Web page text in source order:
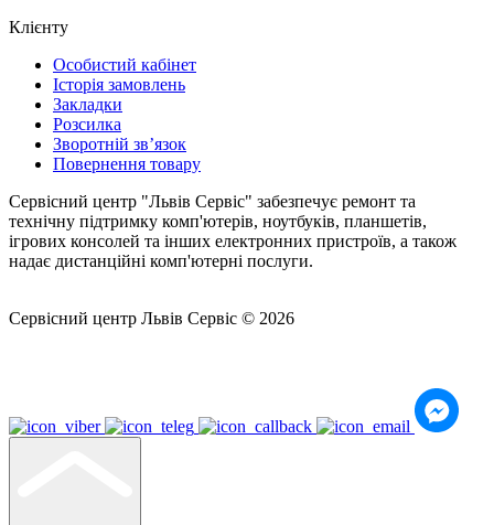
Клієнту
Особистий кабінет
Історія замовлень
Закладки
Розсилка
Зворотній зв’язок
Повернення товару
Сервісний центр "Львів Сервіс" забезпечує ремонт та
технічну підтримку комп'ютерів, ноутбуків, планшетів,
ігрових консолей та інших електронних пристроїв, а також
надає дистанційні комп'ютерні послуги.
Сервісний центр Львів Сервіс © 2026